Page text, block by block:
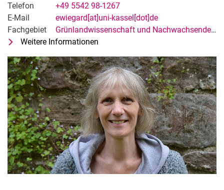
Telefon
+49 5542 98-1267
E-Mail
ewiegard[at]uni-kassel[dot]de
Fachgebiet
Grünlandwissenschaft und Nachwachsende Rohstoffe
Weitere Informationen